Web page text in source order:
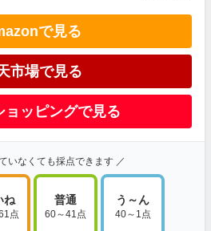
で見る
市場で見る
ッピングで見る
いなくても採点できます ／
ね
点
普通
60～41点
う～ん
40～1点